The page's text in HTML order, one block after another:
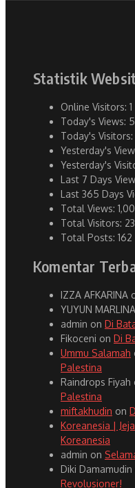
Statistik
Online Visitors: 1
Today's Views: 5
Today's Visitors:
Yesterday's
Yesterday's
Last 7 Days
Last 365 Days
Total Views:
Total Visitors:
Total Posts: 162
Komentar
IZZA AFKARINA
YUYUN MARLINA
admin on Di
Fikoceni on Di
Ummu Salamah
Palestina
Raindrops Fiyah
Palestina
miftakhudin on
Koreanesia |
Koreanesia
admin on
Diki Damamudin
Revolusioner!